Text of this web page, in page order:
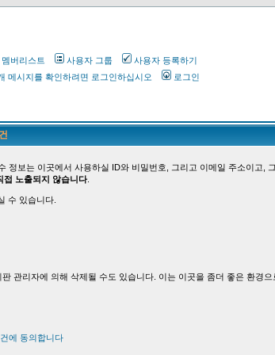
멤버리스트 사용자 그룹
사용자 등록하기
메시지를 확인하려면 로그인하십시오 로그인
보는 이곳에서 사용하실 ID와 비밀번호, 그리고 이메일 주소이고,
접 노출되지 않습니다.
수 있습니다.
관리자에 의해 삭제될 수도 있습니다. 이는 이곳을 좀더 좋은 환경
에 동의합니다